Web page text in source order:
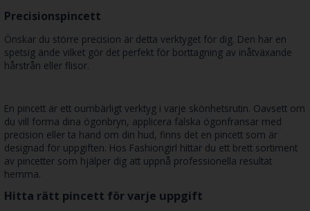
Precisionspincett
Önskar du större precision är detta verktyget för dig. Den har en
spetsig ände vilket gör det perfekt för borttagning av inåtväxande
hårstrån eller flisor.
En pincett är ett oumbärligt verktyg i varje skönhetsrutin. Oavsett om
du vill forma dina ögonbryn, applicera falska ögonfransar med
precision eller ta hand om din hud, finns det en pincett som är
designad för uppgiften. Hos Fashiongirl hittar du ett brett sortiment
av pincetter som hjälper dig att uppnå professionella resultat
hemma.
Hitta rätt pincett för varje uppgift